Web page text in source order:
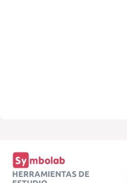
HERRAMIENTAS DE